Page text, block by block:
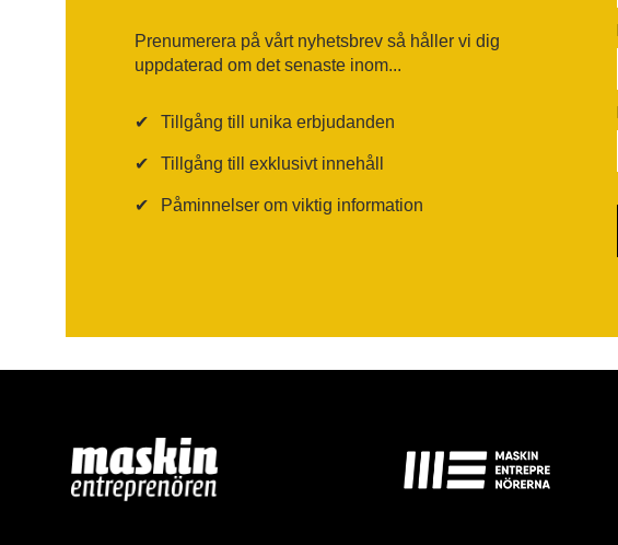
Prenumerera på vårt nyhetsbrev så håller vi dig
uppdaterad om det senaste inom...
✔ Tillgång till unika erbjudanden
✔ Tillgång till exklusivt innehåll
✔ Påminnelser om viktig information